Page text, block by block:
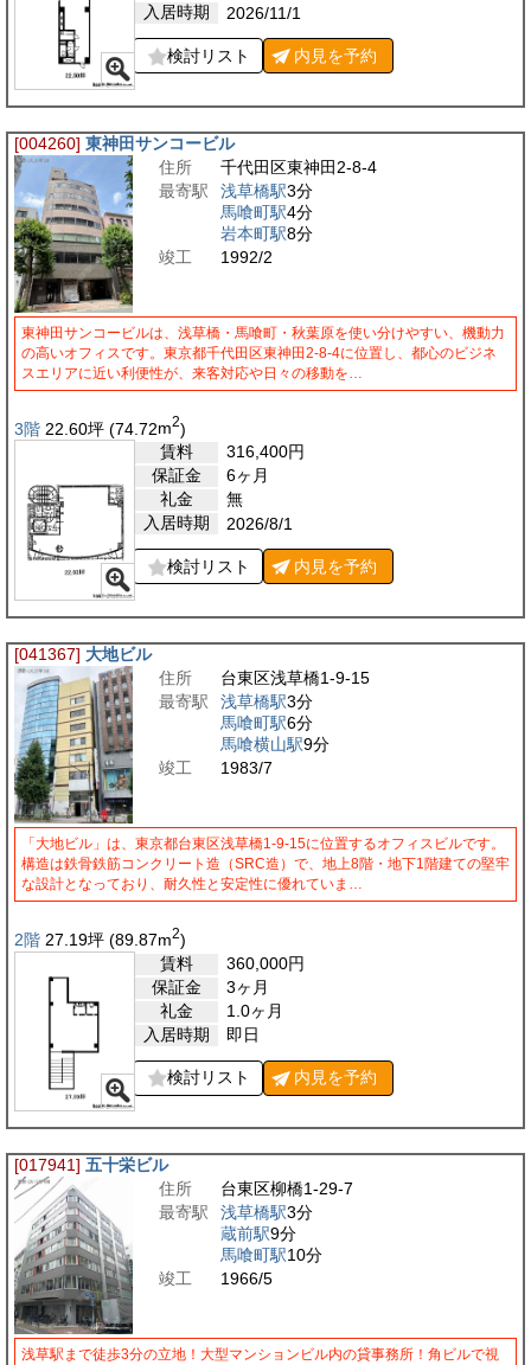
入居時期
2026/11/1
検討リスト 内見を予約
[004260] 東神田サンコービル
住所
千代田区東神田2-8-4
最寄駅
浅草橋駅3分
馬喰町駅4分
岩本町駅8分
竣工
1992/2
東神田サンコービルは、浅草橋・馬喰町・秋葉原を使い分けやすい、機動力
の高いオフィスです。東京都千代田区東神田2-8-4に位置し、都心のビジネ
スエリアに近い利便性が、来客対応や日々の移動を…
3階 22.60坪 (74.72m2)
賃料
316,400円
保証金
6ヶ月
礼金
無
入居時期
2026/8/1
検討リスト 内見を予約
[041367] 大地ビル
住所
台東区浅草橋1-9-15
最寄駅
浅草橋駅3分
馬喰町駅6分
馬喰横山駅9分
竣工
1983/7
「大地ビル」は、東京都台東区浅草橋1-9-15に位置するオフィスビルです。
構造は鉄骨鉄筋コンクリート造（SRC造）で、地上8階・地下1階建ての堅牢
な設計となっており、耐久性と安定性に優れていま…
2階 27.19坪 (89.87m2)
賃料
360,000円
保証金
3ヶ月
礼金
1.0ヶ月
入居時期
即日
検討リスト 内見を予約
[017941] 五十栄ビル
住所
台東区柳橋1-29-7
最寄駅
浅草橋駅3分
蔵前駅9分
馬喰町駅10分
竣工
1966/5
浅草駅まで徒歩3分の立地！大型マンションビル内の貸事務所！角ビルで視